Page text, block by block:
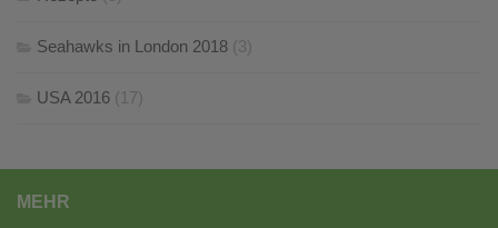
Seahawks in London 2018 (3)
USA 2016 (17)
MEHR